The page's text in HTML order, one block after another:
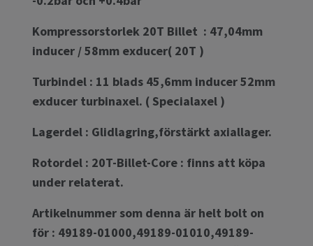
Kompressorstorlek 20T Billet : 47,04mm
inducer / 58mm exducer( 20T )
Turbindel : 11 blads 45,6mm inducer 52mm
exducer turbinaxel. ( Specialaxel )
Lagerdel : Glidlagring,förstärkt axiallager.
Rotordel : 20T-Billet-Core : finns att köpa
under relaterat.
Artikelnummer som denna är helt bolt on
för : 49189-01000,49189-01010,49189-